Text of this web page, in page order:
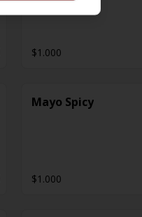
$1.000
Mayo Spicy
$1.000